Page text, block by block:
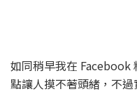
如同稍早我在 Facebook
點讓人摸不著頭緒，不